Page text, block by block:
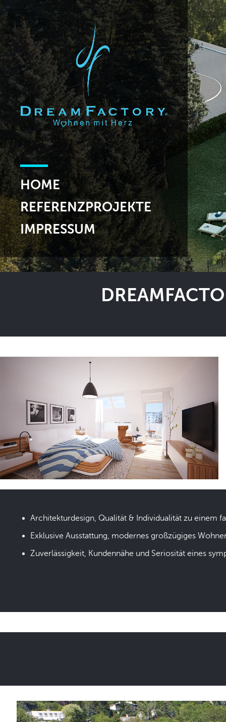
HOME
REFERENZPROJEKTE
IMPRESSUM
Architekturdesign, Qualität & Individualität zu einem
Exklusive Ausstattung, modernes großzügiges
Zuverlässigkeit, Kundennähe und Seriosität eines